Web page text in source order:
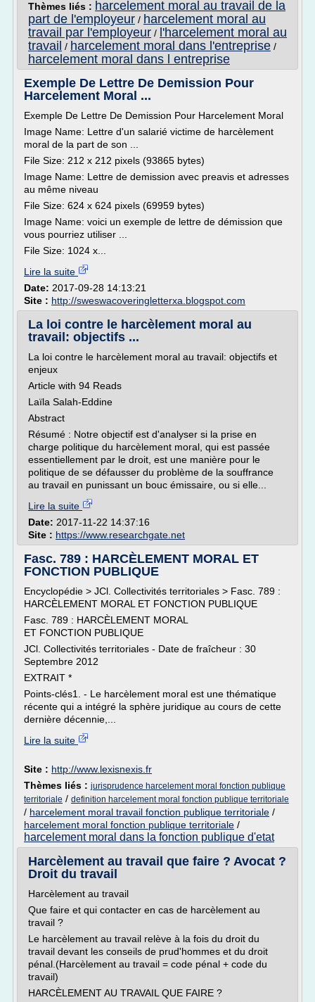
Thèmes liés : harcelement moral au travail de la
part de l'employeur / harcelement moral au
travail par l'employeur / l'harcelement moral au
travail / harcelement moral dans l'entreprise /
harcelement moral dans l entreprise
Exemple De Lettre De Demission Pour
Harcelement Moral ...
Exemple De Lettre De Demission Pour Harcelement Moral
Image Name: Lettre d'un salarié victime de harcèlement
moral de la part de son ...
File Size: 212 x 212 pixels (93865 bytes)
Image Name: Lettre de demission avec preavis et adresses
au même niveau
File Size: 624 x 624 pixels (69959 bytes)
Image Name: voici un exemple de lettre de démission que
vous pourriez utiliser ...
File Size: 1024 x...
Lire la suite
Date: 2017-09-28 14:13:21
Site : http://sweswacoveringletterxa.blogspot.com
La loi contre le harcèlement moral au
travail: objectifs ...
La loi contre le harcèlement moral au travail: objectifs et
enjeux
Article with 94 Reads
Laïla Salah-Eddine
Abstract
Résumé : Notre objectif est d'analyser si la prise en
charge politique du harcèlement moral, qui est passée
essentiellement par le droit, est une manière pour le
politique de se défausser du problème de la souffrance
au travail en punissant un bouc émissaire, ou si elle...
Lire la suite
Date: 2017-11-22 14:37:16
Site : https://www.researchgate.net
Fasc. 789 : HARCÈLEMENT MORAL ET
FONCTION PUBLIQUE
Encyclopédie > JCl. Collectivités territoriales > Fasc. 789 :
HARCÈLEMENT MORAL ET FONCTION PUBLIQUE
Fasc. 789 : HARCÈLEMENT MORAL
ET FONCTION PUBLIQUE
JCl. Collectivités territoriales - Date de fraîcheur : 30
Septembre 2012
EXTRAIT *
Points-clés1. - Le harcèlement moral est une thématique
récente qui a intégré la sphère juridique au cours de cette
dernière décennie,...
Lire la suite
Site : http://www.lexisnexis.fr
Thèmes liés : jurisprudence harcelement moral fonction publique
territoriale / definition harcelement moral fonction publique territoriale
/ harcelement moral travail fonction publique territoriale /
harcelement moral fonction publique territoriale /
harcelement moral dans la fonction publique d'etat
Harcèlement au travail que faire ? Avocat ?
Droit du travail
Harcèlement au travail
Que faire et qui contacter en cas de harcèlement au
travail ?
Le harcèlement au travail relève à la fois du droit du
travail devant les conseils de prud'hommes et du droit
pénal.(Harcèlement au travail = code pénal + code du
travail)
HARCÈLEMENT AU TRAVAIL QUE FAIRE ?